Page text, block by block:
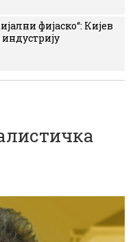
фијаско“: Кијев
индустрију